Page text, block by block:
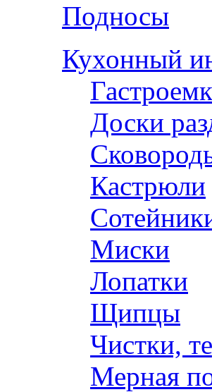
Подносы
Кухонный
Доски
Кастрюли
Миски
Лопатки
Щипцы
Чистки,
Мерная